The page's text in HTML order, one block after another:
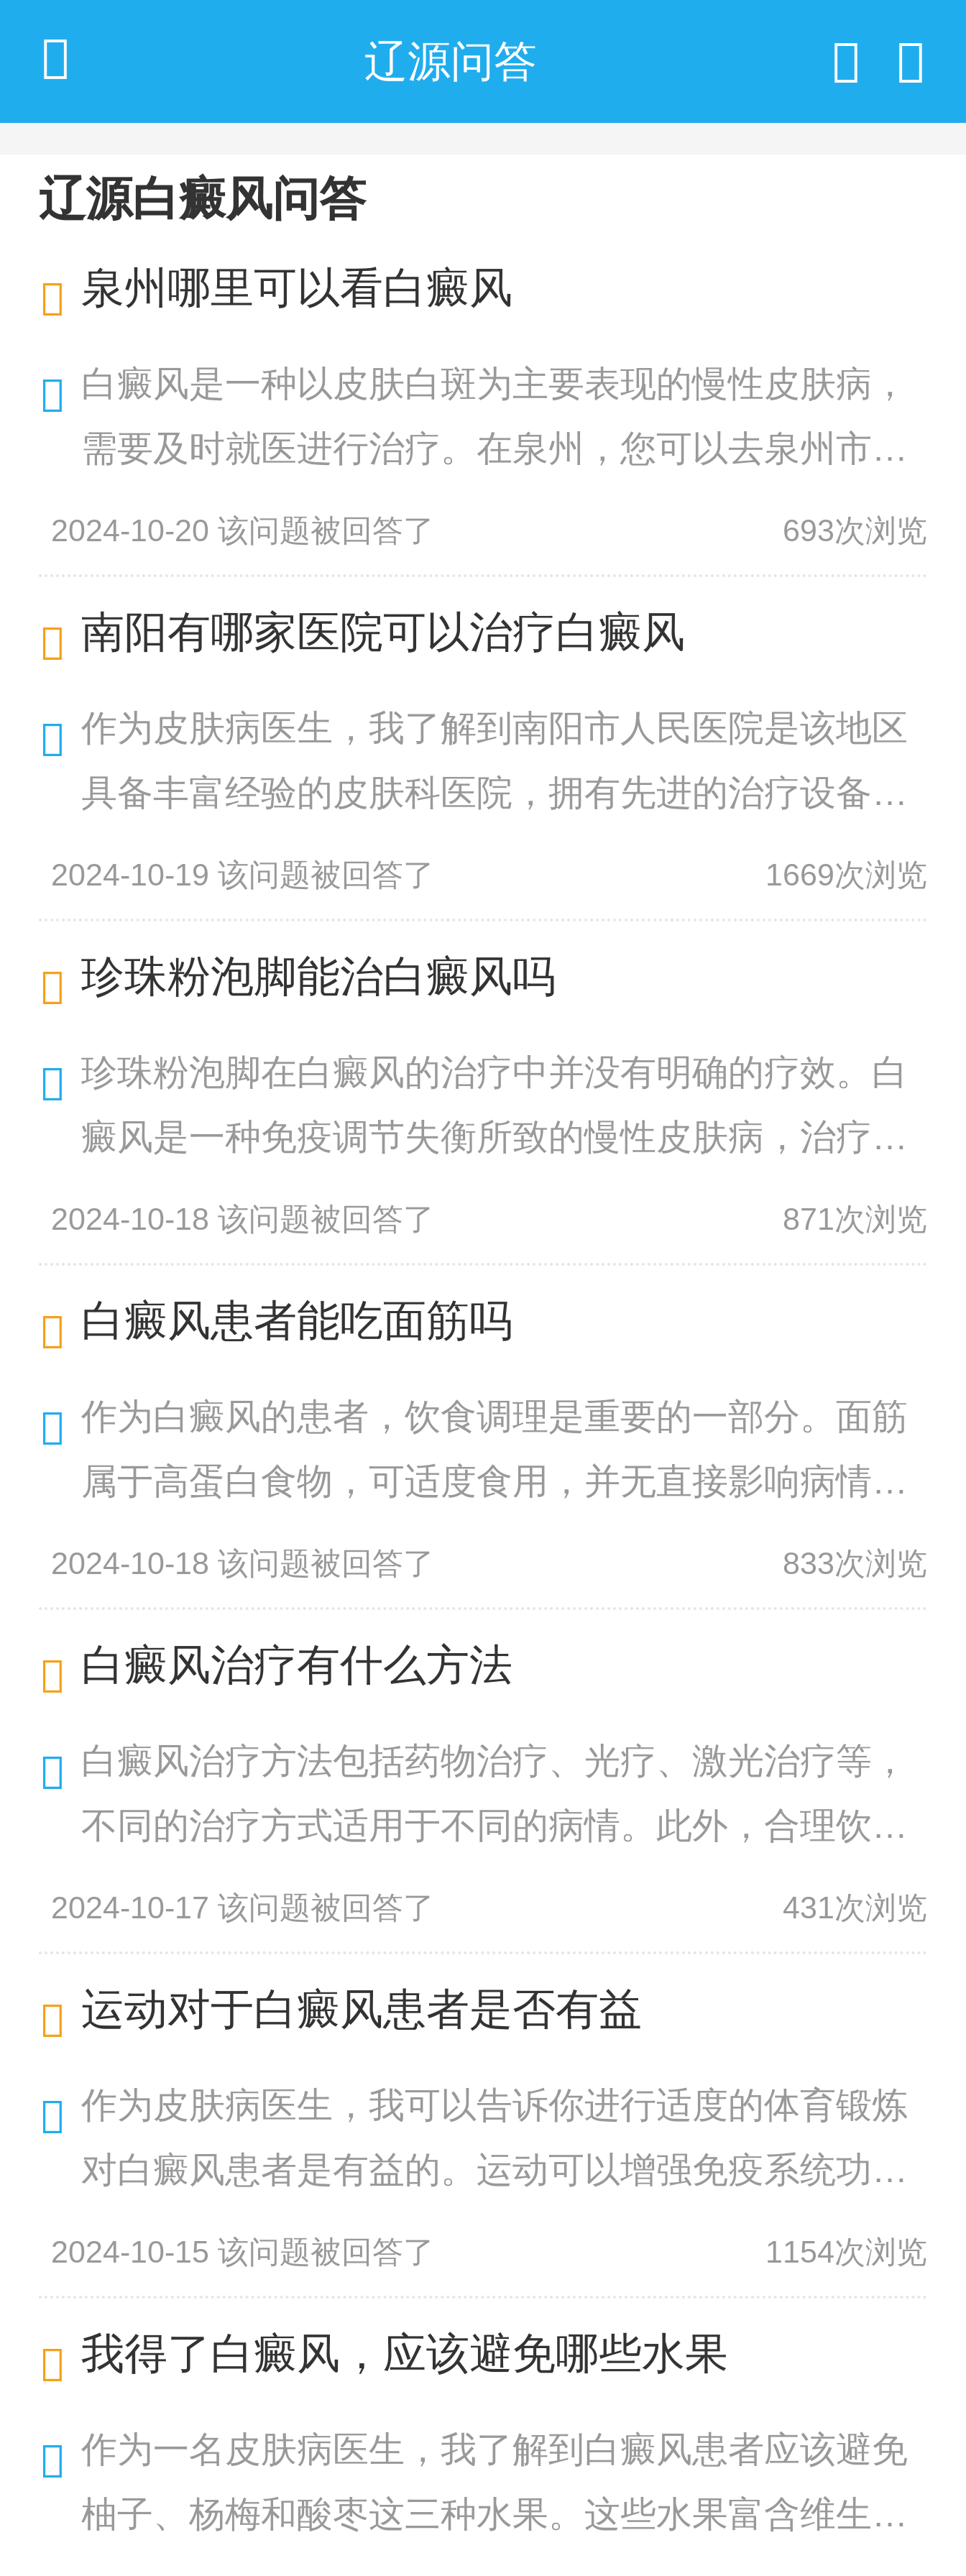
辽源问答
辽源白癜风问答
泉州哪里可以看白癜风
白癜风是一种以皮肤白斑为主要表现的慢性皮肤病，
需要及时就医进行治疗。在泉州，您可以去泉州市第
一人民医院皮肤科就诊，专业的皮肤病医生会根据您
的具体情况给出科学的诊治方案
2024-10-20 该问题被回答了 693次浏览
南阳有哪家医院可以治疗白癜风
作为皮肤病医生，我了解到南阳市人民医院是该地区
具备丰富经验的皮肤科医院，拥有先进的治疗设备和
专业的医疗团队。患者在选择医院时，可以考虑以下
几个因素：医院的专业性和知名度
2024-10-19 该问题被回答了 1669次浏览
珍珠粉泡脚能治白癜风吗
珍珠粉泡脚在白癜风的治疗中并没有明确的疗效。白
癜风是一种免疫调节失衡所致的慢性皮肤病，治疗主
要依靠医生的指导和合理用药。珍珠粉本身含有一定
的营养成分，可能对皮肤起到
2024-10-18 该问题被回答了 871次浏览
白癜风患者能吃面筋吗
作为白癜风的患者，饮食调理是重要的一部分。面筋
属于高蛋白食物，可适度食用，并无直接影响病情的
证据。然而，个体差异较大，建议在医生指导下合理
选择饮食。及时咨询皮肤病医生以获
2024-10-18 该问题被回答了 833次浏览
白癜风治疗有什么方法
白癜风治疗方法包括药物治疗、光疗、激光治疗等，
不同的治疗方式适用于不同的病情。此外，合理饮
食、避免刺激因素、正确护肤也有助于缓解白斑症
状。挑选适合自己病情的治疗方案
2024-10-17 该问题被回答了 431次浏览
运动对于白癜风患者是否有益
作为皮肤病医生，我可以告诉你进行适度的体育锻炼
对白癜风患者是有益的。运动可以增强免疫系统功
能，促进血液循环，有助于改善症状。但要注意避免
暴晒太阳以及摩擦皮肤，选择合适的
2024-10-15 该问题被回答了 1154次浏览
我得了白癜风，应该避免哪些水果
作为一名皮肤病医生，我了解到白癜风患者应该避免
柚子、杨梅和酸枣这三种水果。这些水果富含维生素